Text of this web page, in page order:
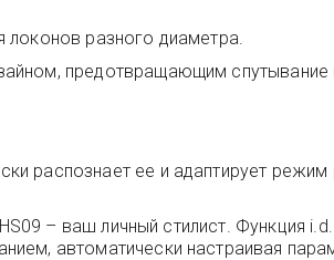
локонов разного диаметра.
предотвращающим спутывание
распознает ее и адаптирует
– ваш личный стилист. Функция
автоматически настраивая